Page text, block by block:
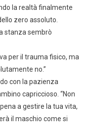
la realtà finalmente
zero assoluto.
stanza sembrò
per il trauma fisico, ma
no.”
con la pazienza
capriccioso. “Non
a gestire la tua vita,
il maschio come si